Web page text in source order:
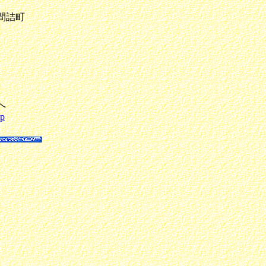
詰町